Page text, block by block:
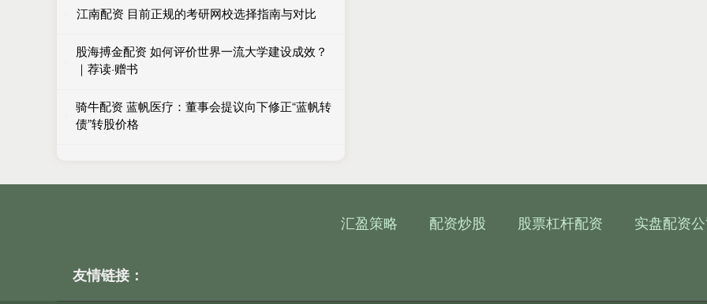
江南配资 目前正规的考研网校选择指南与对比
股海搏金配资 如何评价世界一流大学建设成效？
｜荐读·赠书
骑牛配资 蓝帆医疗：董事会提议向下修正“蓝帆转
债”转股价格
汇盈策略 配资炒股 股票杠杆配资 实盘配资
友情链接：